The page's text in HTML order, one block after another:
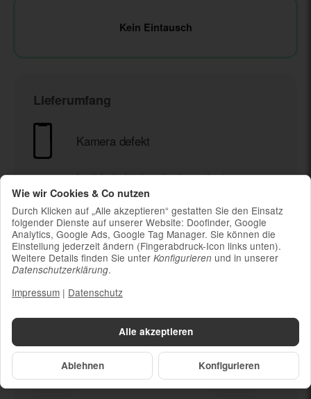
Kein Eintausch
Lieferumfang
Kamera defekt
Ladekabel (ohne Ladestecker)
Um die Nachhaltigkeit zu unterstützen und
weil die meisten neueren Smartphones
kabelloses Laden ermöglichen, ist kein
Ladestecker im Lieferumfang enthalten
Alle akzeptieren
Ablehnen Konfigurieren
Wie wir Cookies & Co nutzen
Durch Klicken auf „Alle akzeptieren“ gestatten Sie den Einsatz
folgender Dienste auf unserer Website: Doofinder, Google
Analytics, Google Ads, Google Tag Manager. Sie können die
Einstellung jederzeit ändern (Fingerabdruck-Icon links unten).
Weitere Details finden Sie unter Konfigurieren und in unserer
Datenschutzerklärung.
Impressum | Datenschutz